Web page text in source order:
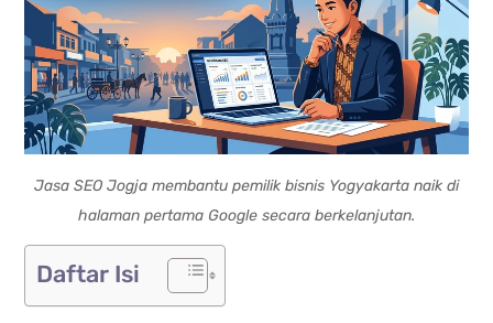
Jasa SEO Jogja membantu pemilik bisnis Yogyakarta naik di
halaman pertama Google secara berkelanjutan.
Daftar Isi